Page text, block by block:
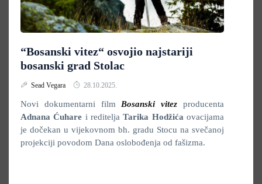
“Bosanski vitez“ osvojio najstariji
bosanski grad Stolac
Sead Vegara 28.10.2025.
Novi dokumentarni film Bosanski vitez
producenta
Adnana Ćuhare i rediteljaTarika Hodžića ovacijama
je dočekan u vijekovnom bh. gradu Stocu na svečanoj
projekciji povodom Dana oslobođenja od fašizma.